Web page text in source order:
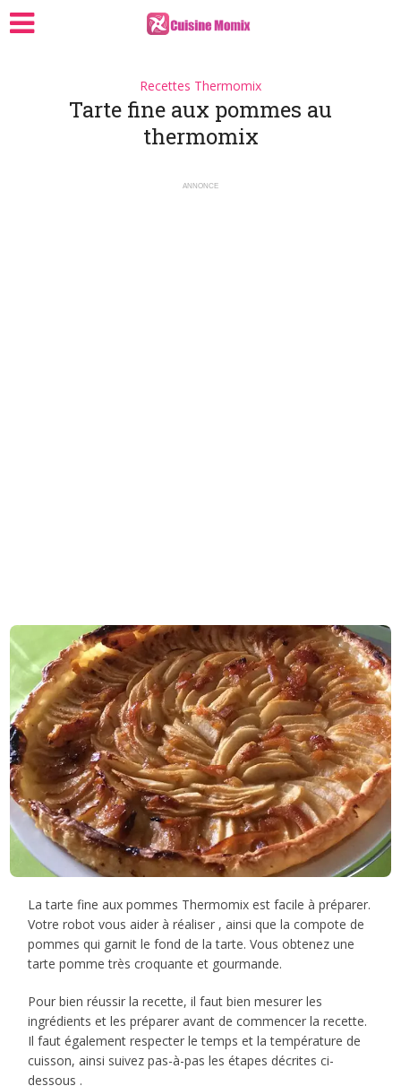
Recettes Thermomix
Tarte fine aux pommes au
thermomix
ANNONCE
La tarte fine aux pommes Thermomix est facile à préparer.
Votre robot vous aider à réaliser , ainsi que la compote de
pommes qui garnit le fond de la tarte. Vous obtenez une
tarte pomme très croquante et gourmande.
Pour bien réussir la recette, il faut bien mesurer les
ingrédients et les préparer avant de commencer la recette.
Il faut également respecter le temps et la température de
cuisson, ainsi suivez pas-à-pas les étapes décrites ci-
dessous .